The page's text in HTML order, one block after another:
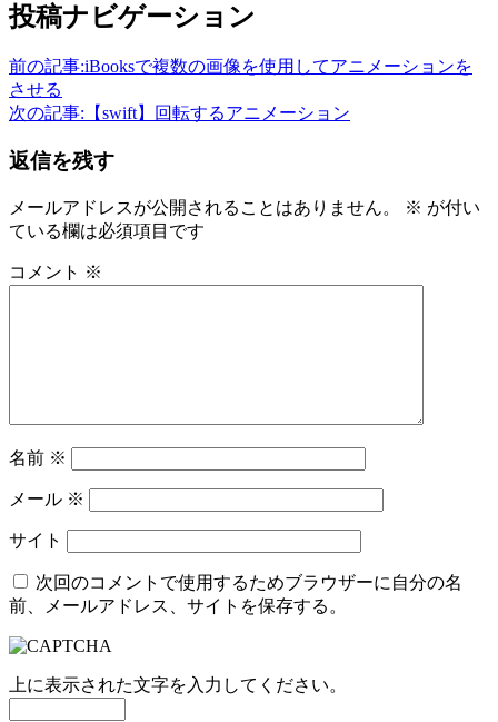
投稿ナビゲーション
前の記事:iBooksで複数の画像を使用してアニメーションを
させる
次の記事: 【swift】回転するアニメーション
返信を残す
メールアドレスが公開されることはありません。 ※ が付い
ている欄は必須項目です
コメント ※
名前 ※
メール ※
サイト
次回のコメントで使用するためブラウザーに自分の名
前、メールアドレス、サイトを保存する。
上に表示された文字を入力してください。